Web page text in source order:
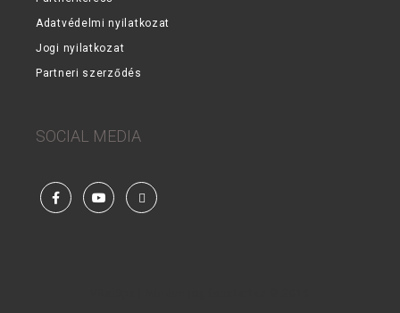
Adatvédelmi nyilatkozat
Jogi nyilatkozat
Partneri szerződés
SOCIAL MEDIA
FacebookYouTubeSteam